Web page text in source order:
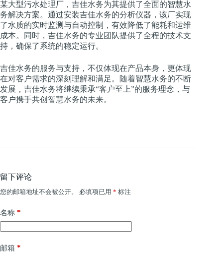
某大型污水处理厂，吉佳水务为其提供了全面的智慧水
务解决方案。通过安装吉佳水务的分析仪器，该厂实现
了水质的实时监测与自动控制，有效降低了能耗和运维
成本。同时，吉佳水务的专业团队提供了全程的技术支
持，确保了系统的稳定运行。
吉佳水务的服务与支持，不仅体现在产品本身，更体现
在对客户需求的深刻理解和满足。随着智慧水务的不断
发展，吉佳水务将继续秉承“客户至上”的服务理念，与
客户携手共创智慧水务的未来。
留下评论
您的邮箱地址不会被公开。 必填项已用 * 标注
名称 *
邮箱 *